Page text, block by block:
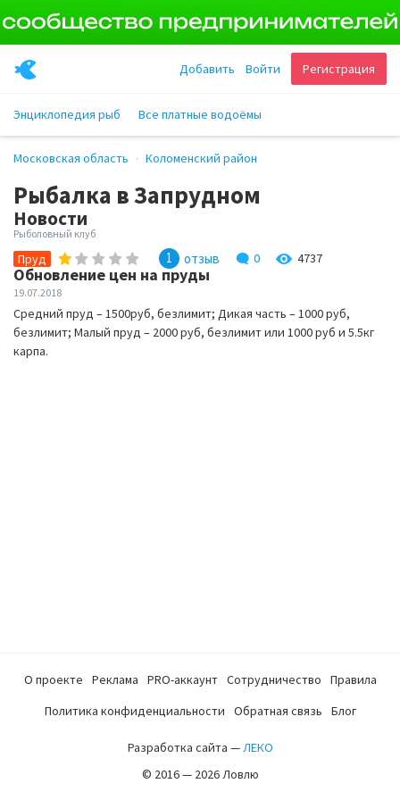
Регистрация
Войти
Добавить
Энциклопедия рыб Все платные водоёмы
Московская область Коломенский район
Рыбалка в Запрудном
Новости
Рыболовный клуб
Пруд 1 отзыв 0 4737
Обновление цен на пруды
19.07.2018
Средний пруд – 1500руб, безлимит; Дикая часть – 1000 руб,
безлимит; Малый пруд – 2000 руб, безлимит или 1000 руб и 5.5кг
карпа.
О проекте Реклама PRO-аккаунт Сотрудничество
Правила
Политика конфиденциальности
Обратная связь Блог
Разработка сайта —ЛЕКО
© 2016 — 2026 Ловлю